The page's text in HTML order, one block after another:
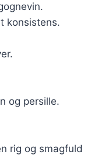
konsistens.
og persille.
rig og smagfuld